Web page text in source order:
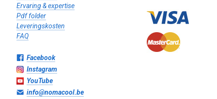
Ervaring & expertise
Pdf folder
Leveringskosten
FAQ
Facebook
Instagram
YouTube
info@nomacool.be